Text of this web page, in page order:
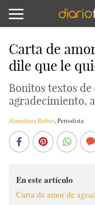
Carta de
dile que le
Bonitos textos
agradecimiento,
Almudena Rubio,Periodista
En este artículo
Carta de amor de